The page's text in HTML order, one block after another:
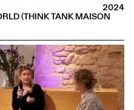
(THINK TANK MAISON
2024